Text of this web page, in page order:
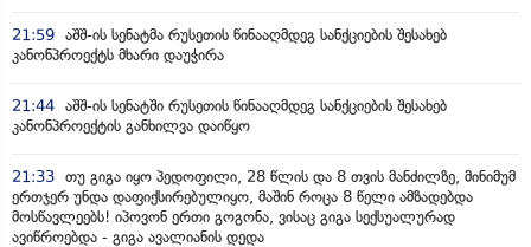
21:59 აშშ-ის სენატმა რუსეთის წინააღმდეგ სანქციების შესახებ
კანონპროექტს მხარი დაუჭირა
21:44 აშშ-ის სენატში რუსეთის წინააღმდეგ სანქციების შესახებ
კანონპროექტის განხილვა დაიწყო
21:33 თუ გიგა იყო პედოფილი, 28 წლის და 8 თვის მანძილზე, მინიმუმ
ერთჯერ უნდა დაფიქსირებულიყო, მაშინ როცა 8 წელი ამზადებდა
მოსწავლეებს! იპოვონ ერთი გოგონა, ვისაც გიგა სექსუალურად
ავიწროებდა - გიგა ავალიანის დედა